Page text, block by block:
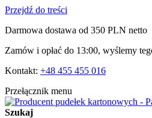
Przejdź do treści
Darmowa dostawa od 350 PLN netto
Zamów i opłać do 13:00, wyślemy
Kontakt: +48 455 455 016
Przełącznik menu
Szukaj